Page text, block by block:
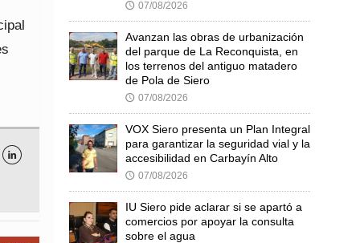

🕔 07/08/2026
Avanzan las obras de urbanización
del parque de La Reconquista, en
los terrenos del antiguo matadero
de Pola de Siero
🕔 07/08/2026
VOX Siero presenta un Plan Integral
para garantizar la seguridad vial y la
accesibilidad en Carbayín Alto
🕔 07/08/2026
IU Siero pide aclarar si se apartó a
comercios por apoyar la consulta
sobre el agua